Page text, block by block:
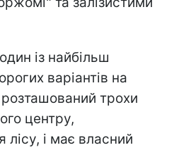
із найбільш
варіантів на
розташований трохи
центру,
лісу, і має власний